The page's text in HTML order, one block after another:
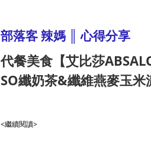
部落客 辣媽 ║ 心得分享
代餐美食【艾比莎
SO纖奶茶&纖維燕麥玉
<繼續閱讀>